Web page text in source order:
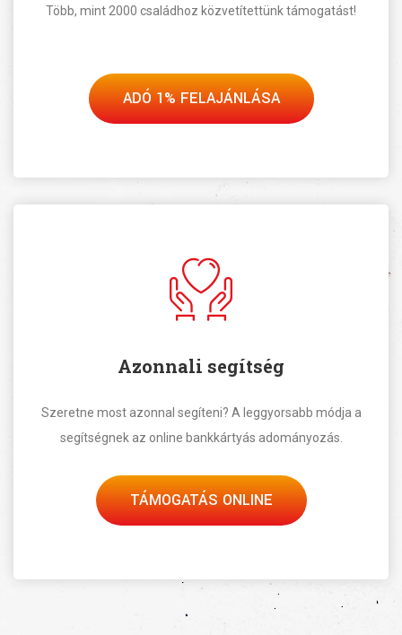
Több, mint 2000 családhoz közvetítettünk támogatást!
ADÓ 1% FELAJÁNLÁSA
Azonnali segítség
Szeretne most azonnal segíteni? A leggyorsabb módja a
segítségnek az online bankkártyás adományozás.
TÁMOGATÁS ONLINE